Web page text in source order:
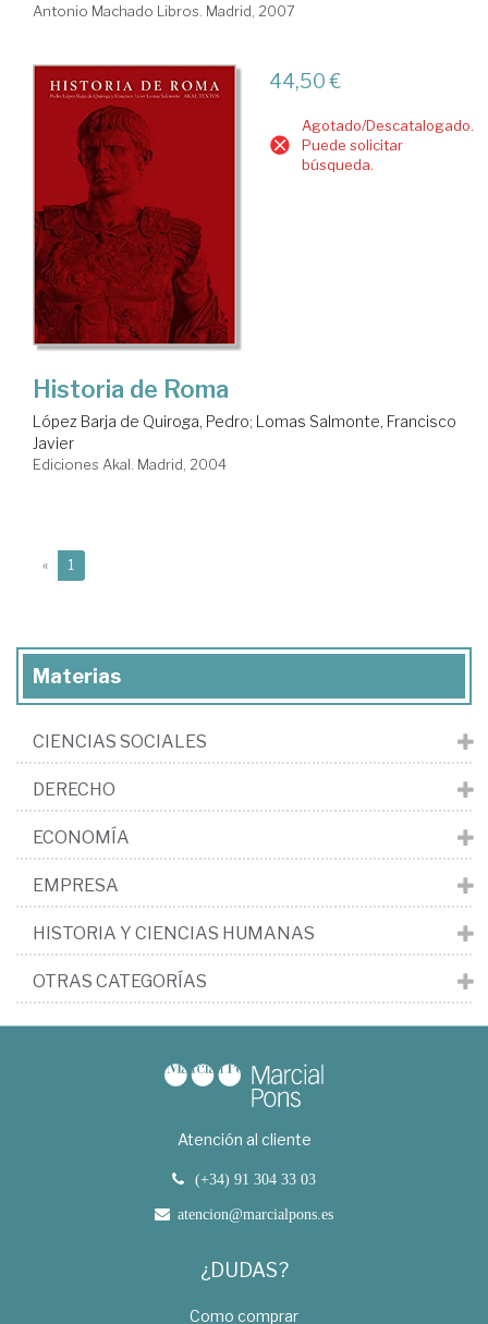
Antonio Machado Libros. Madrid, 2007
44,50 €
Agotado/Descatalogado.
Puede solicitar
búsqueda.
Historia de Roma
López Barja de Quiroga, Pedro; Lomas Salmonte, Francisco
Javier
Ediciones Akal. Madrid, 2004
« 1
Materias
CIENCIAS SOCIALES
DERECHO
ECONOMÍA
EMPRESA
HISTORIA Y CIENCIAS HUMANAS
OTRAS CATEGORÍAS
Atención al cliente
(+34) 91 304 33 03
atencion@marcialpons.es
¿DUDAS?
Como comprar